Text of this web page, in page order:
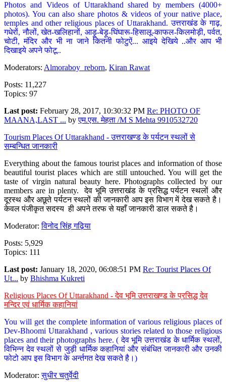
Photos and Videos of Uttarakhand shared by members (4000+
photos). You can also share photos & videos of your native place,
temples and other religious places of Uttarakhand. उत्तराखंड के गाढ़,
गधेरों, नौलों, खेत-खलिहानों, आड़ू-बेड़ू-घिंघारू-हिसालू-काफल-किलमोड़ी, पर्वत,
चोटी, मंदिर और भी ना जाने कितनी फोटुऐं... आइये देखिये ..और आप भी
दिखाइये अपने फोटू..
Moderators: Almoraboy_reborn, Kiran Rawat
Posts: 11,227
Topics: 97
Last post: February 28, 2017, 10:30:32 PM Re: PHOTO OF
MAANA,LAST ... byएम.एस. मेहता /M S Mehta 9910532720
Tourism Places Of Uttarakhand - उत्तराखण्ड के पर्यटन स्थलों से
सम्बन्धित जानकारी
Everything about the famous tourist places and information of those
beautiful tourist places which are still untouched. You will get the
taste of virgin natural beauty here. Photographs collected by our
members are in plenty. देव भूमि उत्तराखंड के प्रसिद्ध पर्यटन स्थलों और
दूरस्थ और अछूते पर्यटन स्थलों की जानकारी आप इस विभाग में देख सकते है।
केवल पंजीकृत सदस्य ही अपने तरफ से यहाँ जानकारी डाल सकते है।
Moderator:विनोद सिंह गढ़िया
Posts: 5,929
Topics: 111
Last post: January 18, 2020, 06:08:51 PM Re: Tourist Places Of
Ut... by Bhishma Kukreti
Religious Places Of Uttarakhand - देव भूमि उत्तराखण्ड के प्रसिद्ध देव
मन्दिर एवं धार्मिक कहानियां
You will get the complete information of various religious places of
Dev-Bhoomi Uttarakhand , various stories related to those religious
places and their photographs here. ( देव भूमि उत्तराखंड के धार्मिक स्थलों,
विभिन्न देव स्थलों से जुड़ी धार्मिक कहानियां और संबंधित जानकारी और उनकी
फोटो आप इस विभाग के अर्न्तगत देख सकते है।)
Moderator:सुधीर चतुर्वेदी